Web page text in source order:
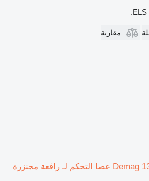
ELS
مقارنة
وحدة التحكم Demag 13005212 عصا التحكم لـ رافعة مجنزرة